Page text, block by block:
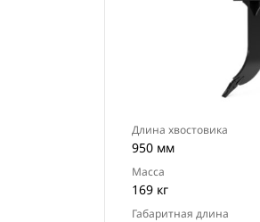
Длина хвостовика
950 мм
Масса
169 кг
Габаритная длина